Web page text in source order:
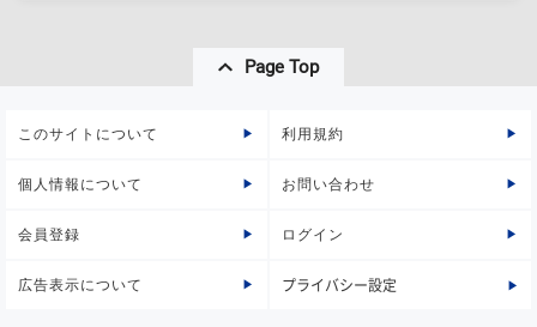
Page Top
このサイトについて 利用規約
個人情報について お問い合わせ
会員登録 ログイン
広告表示について プライバシー設定